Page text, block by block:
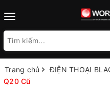
Toggle
Trang chủ ĐIỆN THOẠI
Q20 Cũ